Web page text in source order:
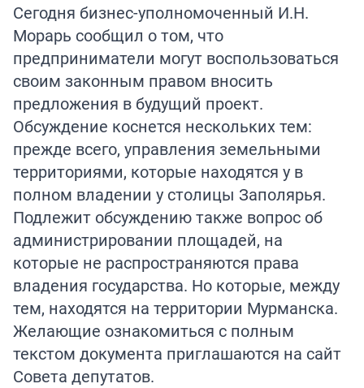
Сегодня бизнес-уполномоченный И.Н.
Морарь сообщил о том, что
предприниматели могут воспользоваться
своим законным правом вносить
предложения в будущий проект.
Обсуждение коснется нескольких тем:
прежде всего, управления земельными
территориями, которые находятся у в
полном владении у столицы Заполярья.
Подлежит обсуждению также вопрос об
администрировании площадей, на
которые не распространяются права
владения государства. Но которые, между
тем, находятся на территории Мурманска.
Желающие ознакомиться с полным
текстом документа приглашаются на сайт
Совета депутатов.